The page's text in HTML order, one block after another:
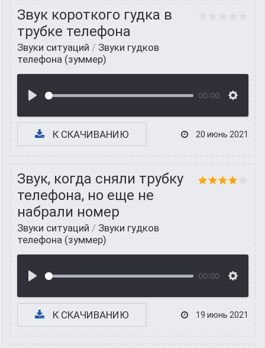
Звук короткого гудка в
трубке телефона
Звуки ситуаций / Звуки гудков
телефона (зуммер)
00:00
К СКАЧИВАНИЮ 20 июнь 2021
Звук, когда сняли трубку
телефона, но еще не
набрали номер
Звуки ситуаций / Звуки гудков
телефона (зуммер)
00:00
К СКАЧИВАНИЮ 19 июнь 2021